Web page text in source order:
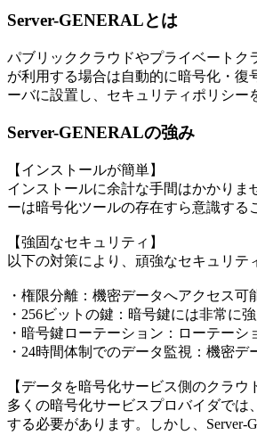
Server-GENERALとは
パブリッククラウドやプライベートク
が利用する場合は自動的に暗号化・
ーバに設置し、セキュリティポリシー
Server-GENERALの強み
【インストールが簡単】
インストールに余計な手間はかかり
ーは暗号化ツールの存在すら意識する
【強固なセキュリティ】
以下の対策により、頑強なセキュリテ
・権限分離：機密データへアクセス
・256ビットの鍵：暗号鍵には非常に
・暗号鍵ローテーション：ローテー
・24時間体制でのデータ監視：機密
【データを暗号化サービス側のクラウ
多くの暗号化サービスプロバイダで
する必要があります。しかし、Server-